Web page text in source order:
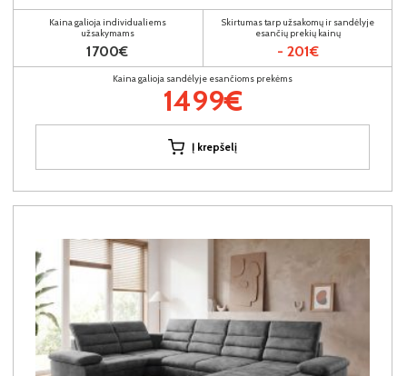
Kaina galioja individualiems
užsakymams
1700€
Skirtumas tarp užsakomų ir sandėlyje
esančių prekių kainų
- 201€
Kaina galioja sandėlyje esančioms prekėms
1499€
Į krepšelį